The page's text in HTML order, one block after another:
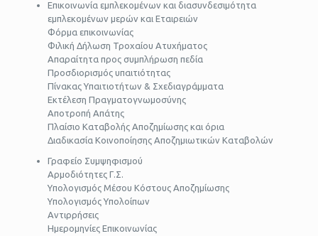
Επικοινωνία εμπλεκομένων και διασυνδεσιμότητα
εμπλεκομένων μερών και Εταιρειών
Φόρμα επικοινωνίας
Φιλική Δήλωση Τροχαίου Ατυχήματος
Απαραίτητα προς συμπλήρωση πεδία
Προσδιορισμός υπαιτιότητας
Πίνακας Υπαιτιοτήτων & Σχεδιαγράμματα
Εκτέλεση Πραγματογνωμοσύνης
Αποτροπή Απάτης
Πλαίσιο Καταβολής Αποζημίωσης και όρια
Διαδικασία Κοινοποίησης Αποζημιωτικών Καταβολών
Γραφείο Συμψηφισμού
Αρμοδιότητες Γ.Σ.
Υπολογισμός Μέσου Κόστους Αποζημίωσης
Υπολογισμός Υπολοίπων
Αντιρρήσεις
Ημερομηνίες Επικοινωνίας